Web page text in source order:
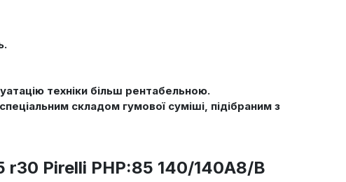
техніки більш рентабельною.
складом гумової суміші, підібраним з
Pirelli PHP:85 140/140A8/B